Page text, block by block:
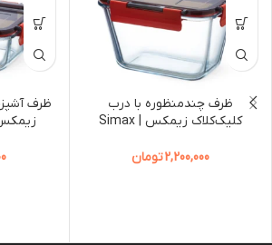
ظرف چندمنظوره با درب
کلیک‌کلاک زیمکس | Simax
with Click-Clack Lid
2,200,000تومان
ظرف